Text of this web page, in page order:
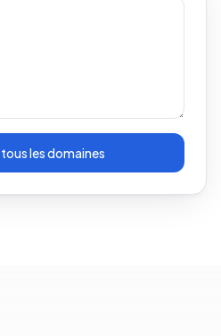
les domaines